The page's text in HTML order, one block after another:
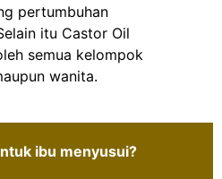
pertumbuhan
itu Castor Oil
semua kelompok
wanita.
ibu menyusui?